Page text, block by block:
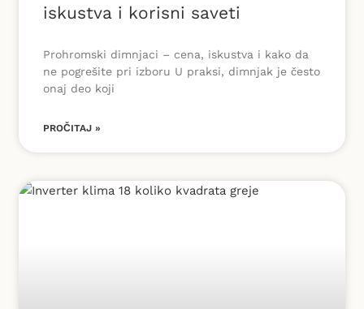
iskustva i korisni saveti
Prohromski dimnjaci – cena, iskustva i kako da
ne pogrešite pri izboru U praksi, dimnjak je često
onaj deo koji
PROČITAJ »